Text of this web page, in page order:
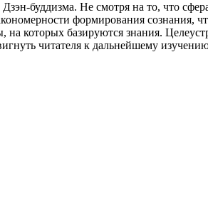
буддизма. Не смотря на то, что
формирования сознания,
которых базируются знания.
читателя к дальнейшему